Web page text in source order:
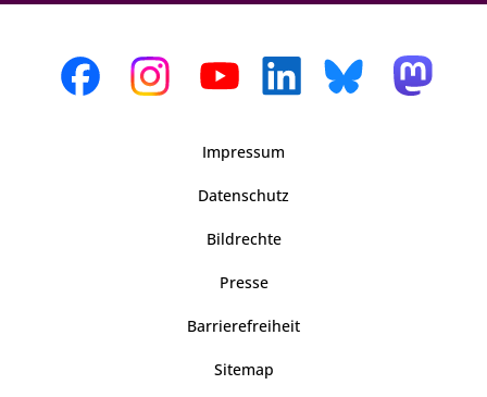
Impressum
Datenschutz
Bildrechte
Presse
Barrierefreiheit
Sitemap